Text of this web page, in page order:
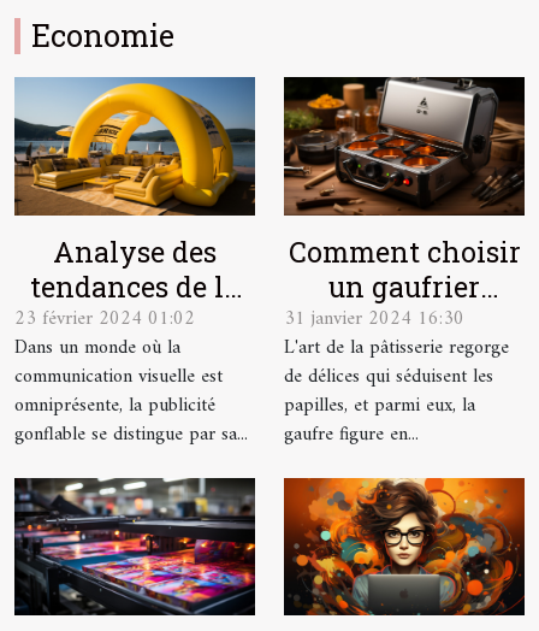
Economie
Analyse des
tendances de la
publicité
gonflable en 2023
23 février 2024 01:02
Dans un monde où la
communication visuelle est
omniprésente, la publicité
gonflable se distingue par sa...
Comment choisir
un gaufrier
durable et
économique ?
31 janvier 2024 16:30
L'art de la pâtisserie regorge
de délices qui séduisent les
papilles, et parmi eux, la
gaufre figure en...